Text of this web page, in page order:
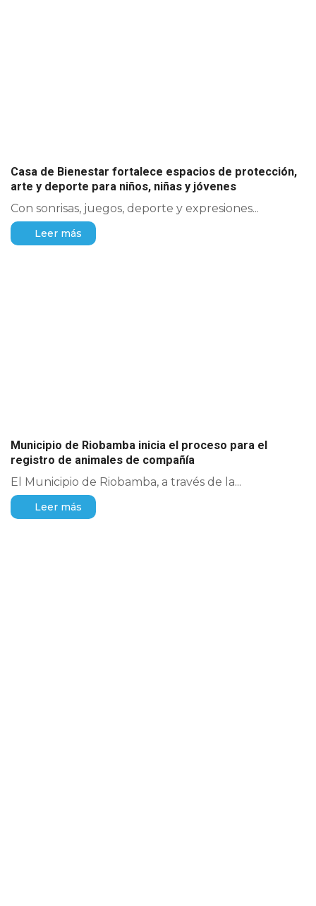
Casa de Bienestar fortalece espacios de protección,
arte y deporte para niños, niñas y jóvenes
Con sonrisas, juegos, deporte y expresiones...
Leer más
Municipio de Riobamba inicia el proceso para el
registro de animales de compañía
El Municipio de Riobamba, a través de la...
Leer más